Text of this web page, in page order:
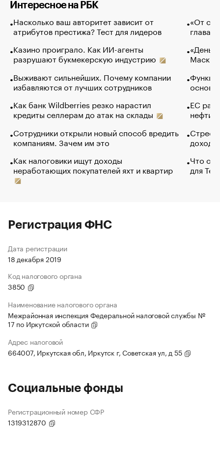
Интересное на РБК
Насколько ваш авторитет зависит от
атрибутов престижа? Тест для лидеров
Казино проиграло. Как ИИ-агенты
разрушают букмекерскую индустрию
Выживают сильнейших. Почему компании
избавляются от лучших сотрудников
Как банк Wildberries резко нарастил
кредиты селлерам до атак на склады
Сотрудники открыли новый способ вредить
компаниям. Зачем им это
Как налоговики ищут доходы
неработающих покупателей яхт и квартир
«От
глава
Маск в
основ
ЕС
нефти
Что
для
Регистрация ФНС
Дата регистрации
18 декабря 2019
Код налогового органа
3850
Наименование налогового органа
Межрайонная инспекция Федеральной налоговой службы №
17 по Иркутской области
Адрес налоговой
664007, Иркутская обл, Иркутск г, Советская ул, д 55
Социальные фонды
Регистрационный номер СФР
1319312870